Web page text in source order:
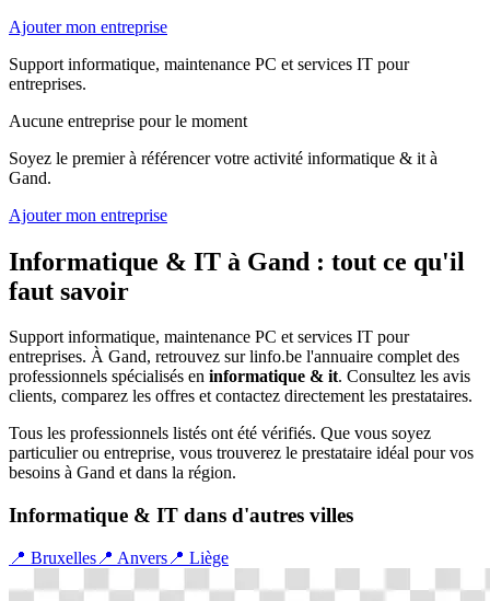
Ajouter mon entreprise
Support informatique, maintenance PC et services IT pour
entreprises.
Aucune entreprise pour le moment
Soyez le premier à référencer votre activité informatique & it à
Gand.
Ajouter mon entreprise
Informatique & IT à Gand : tout ce qu'il
faut savoir
Support informatique, maintenance PC et services IT pour
entreprises. À Gand, retrouvez sur linfo.be l'annuaire complet des
professionnels spécialisés en informatique & it. Consultez les avis
clients, comparez les offres et contactez directement les prestataires.
Tous les professionnels listés ont été vérifiés. Que vous soyez
particulier ou entreprise, vous trouverez le prestataire idéal pour vos
besoins à Gand et dans la région.
Informatique & IT dans d'autres villes
📍 Bruxelles 📍 Anvers 📍 Liège